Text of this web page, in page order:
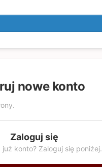
nowe konto
Zaloguj się
już konto? Zaloguj się poniżej.